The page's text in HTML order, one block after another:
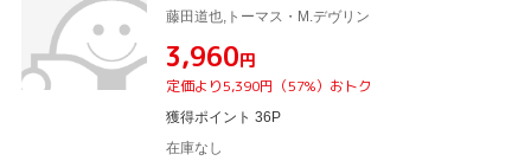
藤田道也,トーマス・M.デヴリン
¥3,960円
定価より5,390円（57%）おトク
獲得ポイント 36P
在庫なし